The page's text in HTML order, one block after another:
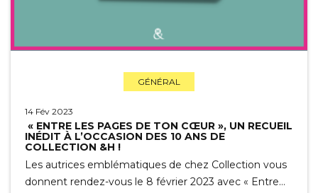
GÉNÉRAL
14 Fév 2023
« ENTRE LES PAGES DE TON CŒUR », UN RECUEIL
INÉDIT À L’OCCASION DES 10 ANS DE
COLLECTION &H !
Les autrices emblématiques de chez Collection vous
donnent rendez-vous le 8 février 2023 avec « Entre…